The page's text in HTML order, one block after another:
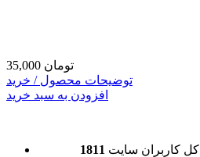
35,000 تومان
توضیحات محصول / خرید
افزودن به سبد خرید
کل کاربران سایت